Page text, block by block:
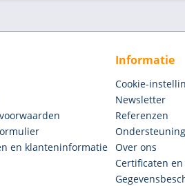
en klanteninformatie
Informatie
Cookie-
Newsletter
Referenzen
Over ons
Certificaten en